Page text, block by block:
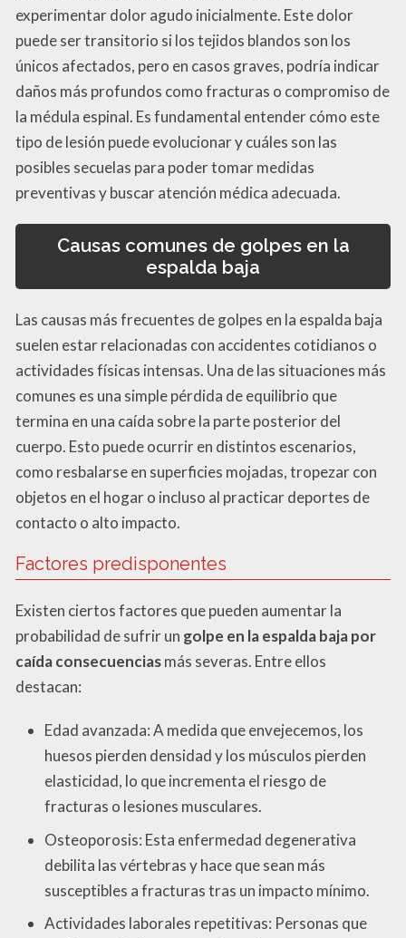
experimentar dolor agudo inicialmente. Este dolor
puede ser transitorio si los tejidos blandos son los
únicos afectados, pero en casos graves, podría indicar
daños más profundos como fracturas o compromiso de
la médula espinal. Es fundamental entender cómo este
tipo de lesión puede evolucionar y cuáles son las
posibles secuelas para poder tomar medidas
preventivas y buscar atención médica adecuada.
Causas comunes de golpes en la
espalda baja
Las causas más frecuentes de golpes en la espalda baja
suelen estar relacionadas con accidentes cotidianos o
actividades físicas intensas. Una de las situaciones más
comunes es una simple pérdida de equilibrio que
termina en una caída sobre la parte posterior del
cuerpo. Esto puede ocurrir en distintos escenarios,
como resbalarse en superficies mojadas, tropezar con
objetos en el hogar o incluso al practicar deportes de
contacto o alto impacto.
Factores predisponentes
Existen ciertos factores que pueden aumentar la
probabilidad de sufrir un golpe en la espalda baja por
caída consecuenciasmás severas. Entre ellos
destacan:
Edad avanzada: A medida que envejecemos, los
huesos pierden densidad y los músculos pierden
elasticidad, lo que incrementa el riesgo de
fracturas o lesiones musculares.
Osteoporosis: Esta enfermedad degenerativa
debilita las vértebras y hace que sean más
susceptibles a fracturas tras un impacto mínimo.
Actividades laborales repetitivas: Personas que